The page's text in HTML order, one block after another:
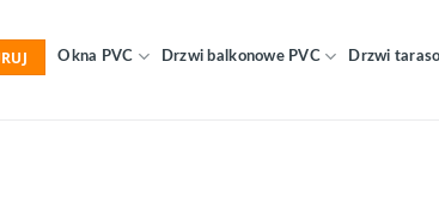
Okna PVC Drzwi balkonowe PVC Drzwi